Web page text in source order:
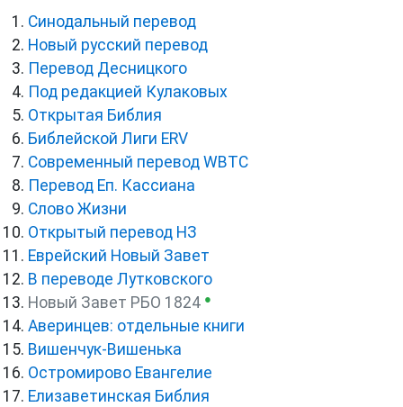
Синодальный перевод
Новый русский перевод
Перевод Десницкого
Под редакцией Кулаковых
Открытая Библия
Библейской Лиги ERV
Cовременный перевод WBTC
Перевод Еп. Кассиана
Слово Жизни
Открытый перевод НЗ
Еврейский Новый Завет
В переводе Лутковского
Новый Завет РБО 1824 ●
Аверинцев: отдельные книги
Вишенчук-Вишенька
Остромирово Евангелие
Елизаветинская Библия